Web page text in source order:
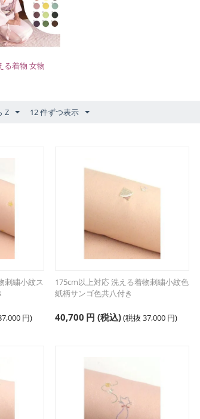
る着物 女物
Z 12 件ずつ表示
刺繍小紋ス
円)
175cm以上対応 洗える着物刺繍小紋色
紙柄サンゴ色共八付き
40,700 円 (税込)(税抜37,000 円)